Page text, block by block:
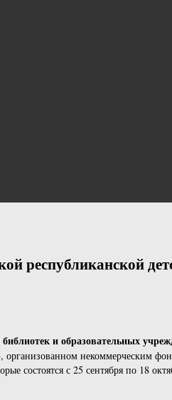
республиканской
и образовательных
, организованном некоммерческим
состоятся с 25 сентября по 18